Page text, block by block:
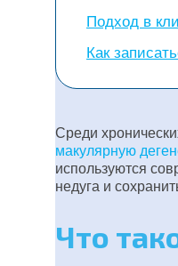
Подход в
Как
Среди
макулярную
используются
недуга и
Что